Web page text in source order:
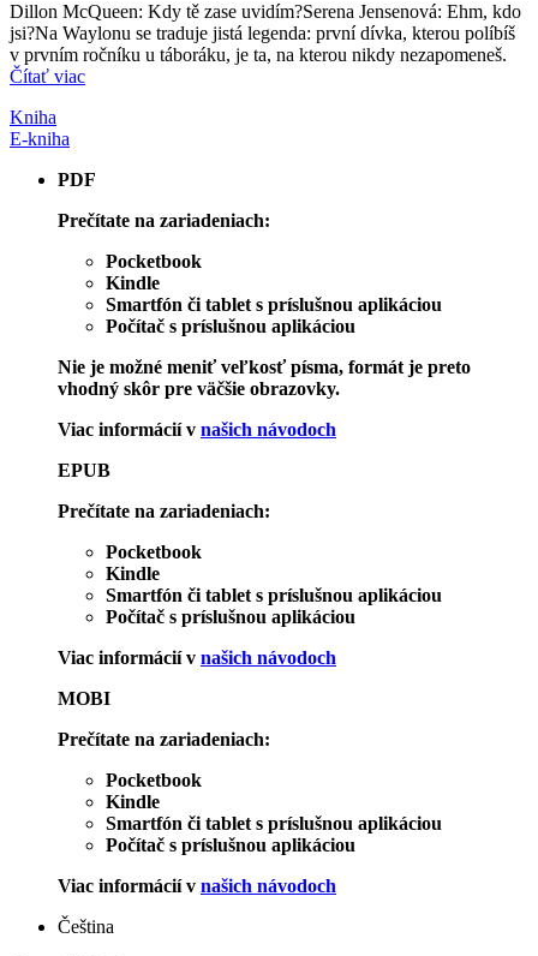
Dillon McQueen: Kdy tě zase uvidím?Serena Jensenová: Ehm, kdo
jsi?Na Waylonu se traduje jistá legenda: první dívka, kterou políbíš
v prvním ročníku u táboráku, je ta, na kterou nikdy nezapomeneš.
Čítať viac
Kniha
E-kniha
PDF
Prečítate na zariadeniach:
Pocketbook
Kindle
Smartfón či tablet s príslušnou aplikáciou
Počítač s príslušnou aplikáciou
Nie je možné meniť veľkosť písma, formát je preto
vhodný skôr pre väčšie obrazovky.
Viac informácií v našich návodoch
EPUB
Prečítate na zariadeniach:
Pocketbook
Kindle
Smartfón či tablet s príslušnou aplikáciou
Počítač s príslušnou aplikáciou
Viac informácií v našich návodoch
MOBI
Prečítate na zariadeniach:
Pocketbook
Kindle
Smartfón či tablet s príslušnou aplikáciou
Počítač s príslušnou aplikáciou
Viac informácií v našich návodoch
Čeština